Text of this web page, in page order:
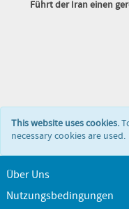
This website uses cookies.
necessary cookies are used.
Über Uns
Nutzungsbedingungen